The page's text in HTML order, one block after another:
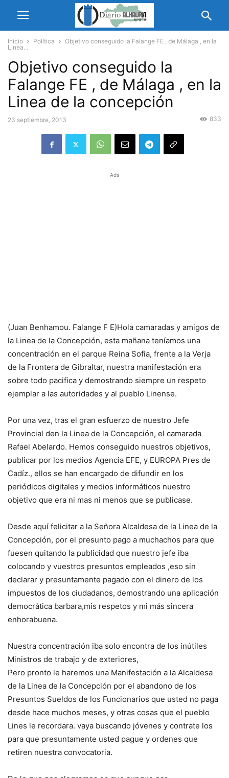
Inicio Política
Objetivo conseguido la Falange FE , de Málaga , en la
Linea...
Objetivo conseguido la
Falange FE , de Málaga , en la
Linea de la concepción
23 septiembre, 2013 833
Ads
(Juan Benhamou. Falange F E)Hola camaradas y amigos de
la Linea de la Concepción, esta mañana teníamos una
concentración en el parque Reina Sofia, frente a la Verja
de la Frontera de Gibraltar, nuestra manifestación era
sobre todo pacifica y demostrando siempre un respeto
ejemplar a las autoridades y al pueblo Linense.
Por una vez, tras el gran esfuerzo de nuestro Jefe
Provincial den la Linea de la Concepción, el camarada
Rafael Abelardo. Hemos conseguido nuestros objetivos,
publicar por los medios Agencia EFE, y EUROPA Pres de
Cadíz., ellos se han encargado de difundir en los
periódicos digitales y medios informáticos nuestro
objetivo que era ni mas ni menos que se publicase.
Desde aquí felicitar a la Señora Alcaldesa de la Linea de la
Concepción, por el presunto pago a muchachos para que
fuesen quitando la publicidad que nuestro jefe iba
colocando y vuestros presuntos empleados ,eso sin
declarar y presuntamente pagado con el dinero de los
impuestos de los ciudadanos, demostrando una aplicación
democrática barbara,mis respetos y mi más sincera
enhorabuena.
Nuestra concentración iba solo encontra de los inútiles
Ministros de trabajo y de exteriores,
Pero pronto le haremos una Manifestación a la Alcaldesa
de la Linea de la Concepción por el abandono de los
Presuntos Sueldos de los Funcionarios que usted no paga
desde hace muchos meses, y otras cosas que el pueblo
Lines le recordara. vaya buscando jóvenes y contrate los
para que presuntamente usted pague y ordenes que
retiren nuestra convocatoria.